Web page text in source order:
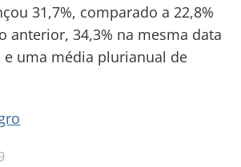
31,7%, comparado a 22,8%
anterior, 34,3% na mesma data
e uma média plurianual de